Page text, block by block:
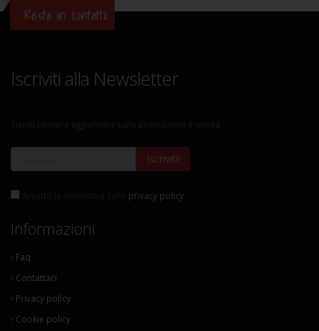
Resta in contatto
Iscriviti alla Newsletter
Iscriviti!
privacy policy
Informazioni
Faq
Contattaci
Privacy policy
Cookie policy